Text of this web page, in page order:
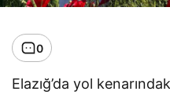
0
Elazığ’da yol